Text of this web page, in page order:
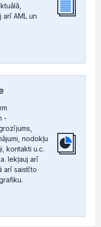
arī AML un
-
nodokļu
kontakti u.c.
Iekļauj arī
arī saistīto